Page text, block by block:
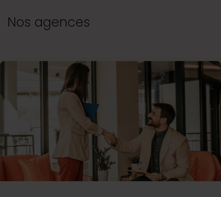
Nos agences